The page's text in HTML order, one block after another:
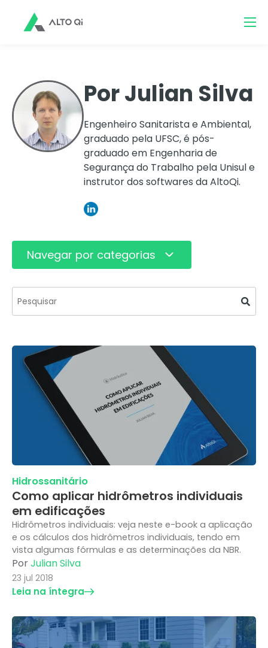
Por Julian Silva
Engenheiro Sanitarista e Ambiental,
graduado pela UFSC, é pós-
graduado em Engenharia de
Segurança do Trabalho pela Unisul e
instrutor dos softwares da AltoQi.
Navegar por categorias
Este é um campo de pesquisa com recurso
Hidrossanitário
Como aplicar hidrômetros individuais
em edificações
Hidrômetros individuais: veja neste e-book a aplicação
e os cálculos dos hidrômetros individuais, tendo em
vista algumas fórmulas e as determinações da NBR.
PorJulian Silva
23 jul 2018
Leia na íntegra